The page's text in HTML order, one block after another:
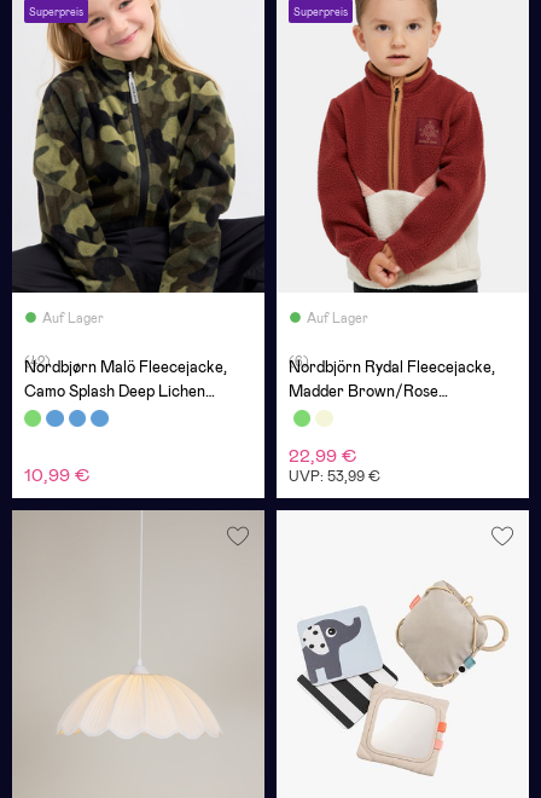
Superpreis
Auf Lager
(42)
Nordbjørn Malö Fleecejacke,
Camo Splash Deep Lichen
Green
10,99 €
Superpreis
Auf Lager
(6)
Nordbjörn Rydal Fleecejacke,
Madder Brown/Rose
Dawn/Oatmeal
22,99 €
UVP: 53,99 €